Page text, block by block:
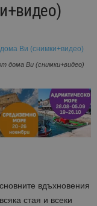
дома Ви (снимки+видео)
вдъхновения
стая и всеки